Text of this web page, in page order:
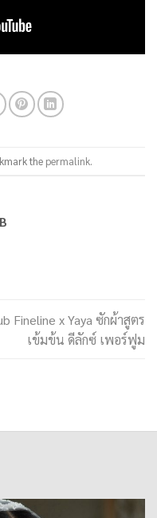
the permalink.
Fineline x Yaya ซักผ้าสูตร
เข้มข้น ดีลักซ์ เพอร์ฟูม